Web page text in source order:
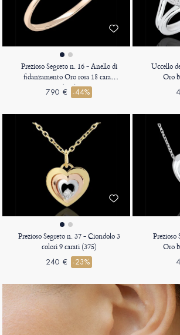
Prezioso Segreto n. 16 - Anello di
fidanzamento Oro rosa 18 carati
(750)
790 € -44%
Uccello
Oro
Prezioso Segreto n. 37 - Ciondolo 3
colori 9 carati (375)
240 € -23%
Oro